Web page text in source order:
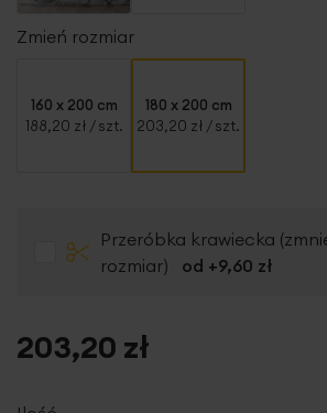
Zmień rozmiar
160 x 200 cm
188,20 zł / szt.
180 x 200 cm
203,20 zł / szt.
Przeróbka krawiecka
rozmiar)
od +9,60 zł
203,20 zł